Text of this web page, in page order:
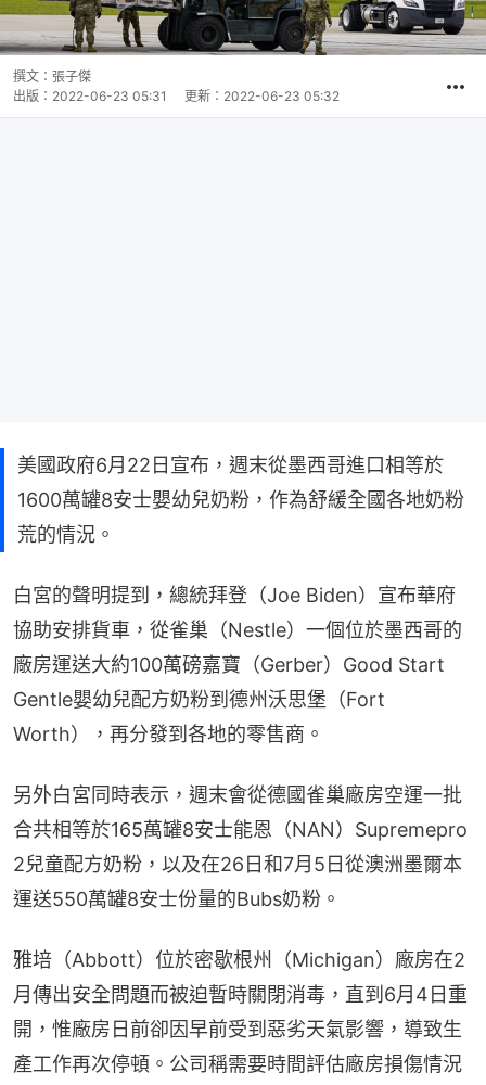
撰文： 張子傑
出版： 2022-06-23 05:31 更新： 2022-06-23 05:32
美國政府6月22日宣布，週末從墨西哥進口相等於
1600萬罐8安士嬰幼兒奶粉，作為舒緩全國各地奶粉
荒的情況。
白宮的聲明提到，總統拜登（Joe Biden）宣布華府
協助安排貨車，從雀巢（Nestle）一個位於墨西哥的
廠房運送大約100萬磅嘉寶（Gerber）Good Start
Gentle嬰幼兒配方奶粉到德州沃思堡（Fort
Worth），再分發到各地的零售商。
另外白宮同時表示，週末會從德國雀巢廠房空運一批
合共相等於165萬罐8安士能恩（NAN）Supremepro
2兒童配方奶粉，以及在26日和7月5日從澳洲墨爾本
運送550萬罐8安士份量的Bubs奶粉。
雅培（Abbott）位於密歇根州（Michigan）廠房在2
月傳出安全問題而被迫暫時關閉消毒，直到6月4日重
開，惟廠房日前卻因早前受到惡劣天氣影響，導致生
產工作再次停頓。公司稱需要時間評估廠房損傷情況